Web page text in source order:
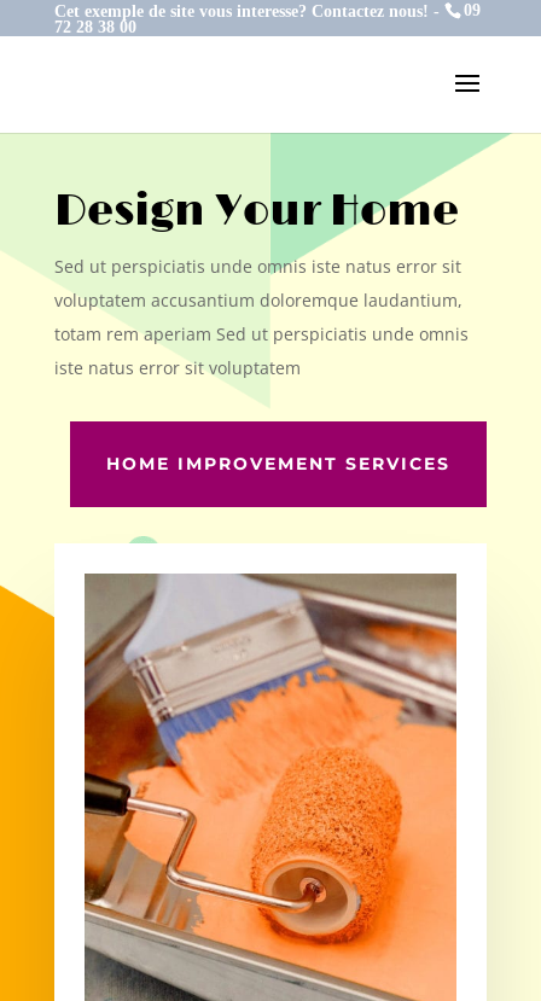
Cet exemple de site vous interesse? Contactez nous! -
09
72 28 38 00
Design Your Home
Sed ut perspiciatis unde omnis iste natus error sit
voluptatem accusantium doloremque laudantium,
totam rem aperiam Sed ut perspiciatis unde omnis
iste natus error sit voluptatem
HOME IMPROVEMENT SERVICES